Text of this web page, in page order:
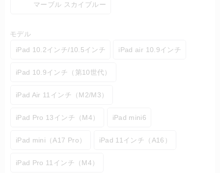
マーブル スカイブルー
モデル
iPad 10.2インチ/10.5インチ
iPad air 10.9インチ
iPad 10.9インチ（第10世代）
iPad Air 11インチ（M2/M3）
iPad Pro 13インチ（M4） iPad mini6
iPad mini（A17 Pro） iPad 11インチ（A16）
iPad Pro 11インチ（M4）